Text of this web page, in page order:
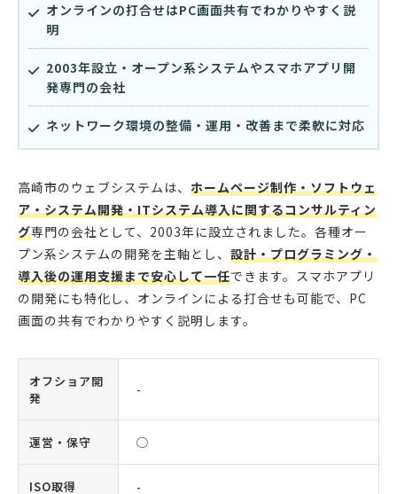
オンラインの打合せはPC画面共有でわかりやすく説
明
2003年設立・オープン系システムやスマホアプリ開
発専門の会社
ネットワーク環境の整備・運用・改善まで柔軟に対応
高崎市のウェブシステムは、 ホームページ制作・ソフトウェ
ア・システム開発・ITシステム導入に関するコンサルティン
グ専門の会社として、2003年に設立されました。各種オー
プン系システムの開発を主軸とし、 設計・プログラミング・
導入後の運用支援まで安心して一任できます。スマホアプリ
の開発にも特化し、オンラインによる打合せも可能で、PC
画面の共有でわかりやすく説明します。
オフショア開
発
-
運営・保守 ◯
ISO取得 -